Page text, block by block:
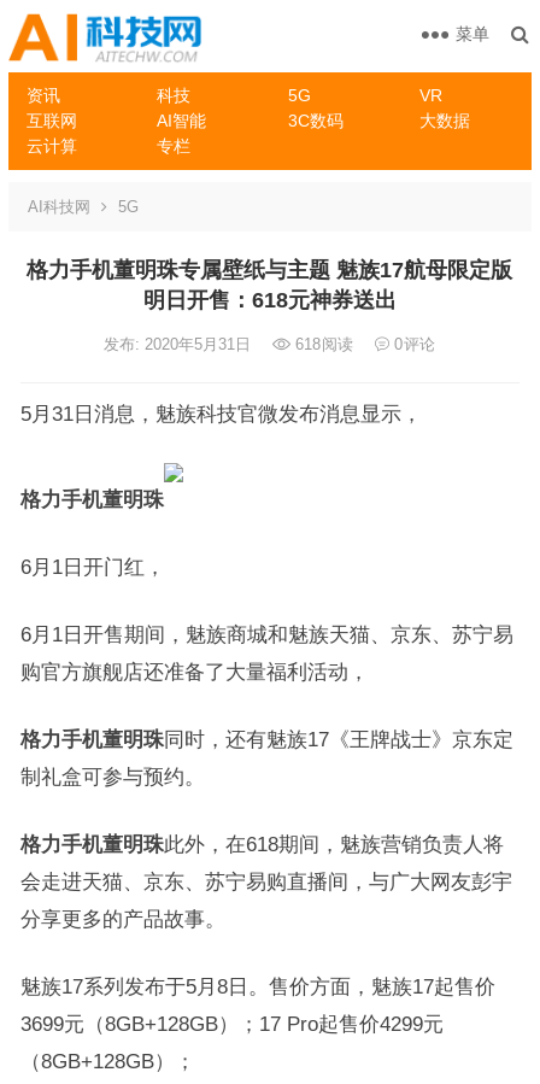
资讯 科技 5G
VR
互联网
AI智能 3C数码
大数据
云计算
专栏
菜单
AI科技网 5G
格力手机董明珠专属壁纸与主题 魅族17航母限定版
明日开售：618元神券送出
发布: 2020年5月31日 618阅读 0评论
5月31日消息，魅族科技官微发布消息显示，
格力手机董明珠
6月1日开门红，
6月1日开售期间，魅族商城和魅族天猫、京东、苏宁易
购官方旗舰店还准备了大量福利活动，
格力手机董明珠同时，还有魅族17《王牌战士》京东定
制礼盒可参与预约。
格力手机董明珠此外，在618期间，魅族营销负责人将
会走进天猫、京东、苏宁易购直播间，与广大网友彭宇
分享更多的产品故事。
魅族17系列发布于5月8日。售价方面，魅族17起售价
3699元（8GB+128GB）；17 Pro起售价4299元
（8GB+128GB）；